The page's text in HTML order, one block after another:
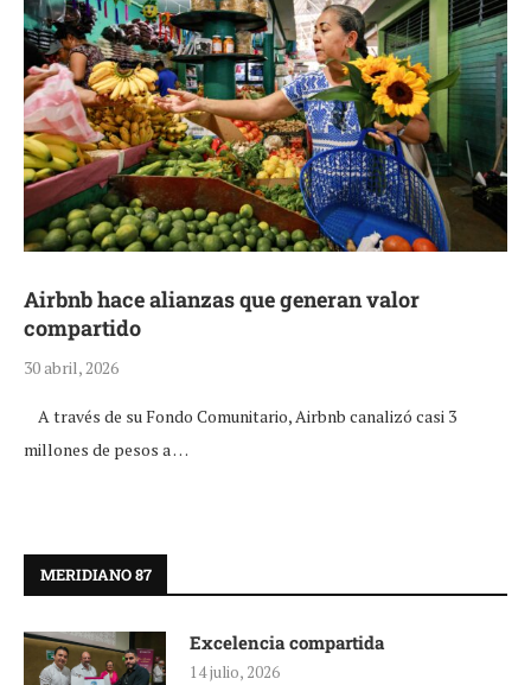
Airbnb hace alianzas que generan valor
compartido
30 abril, 2026
A través de su Fondo Comunitario, Airbnb canalizó casi 3
millones de pesos a …
MERIDIANO 87
Excelencia compartida
14 julio, 2026